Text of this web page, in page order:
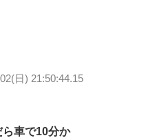
日) 21:50:44.15
車で10分か